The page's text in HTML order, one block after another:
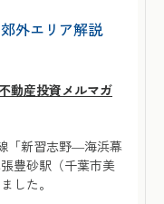
外エリア解説
動産投資メルマガ
「新習志野―海浜幕
豊砂駅（千葉市美
した。